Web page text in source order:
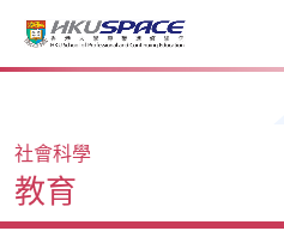
Main
社會科學
教育